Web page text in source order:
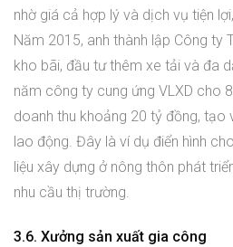
nhờ giá cả hợp lý và dịch vụ tiện
Năm 2015, anh thành lập Công ty
kho bãi, đầu tư thêm xe tải và đa
năm công ty cung ứng VLXD cho
doanh thu khoảng 20 tỷ đồng, tạo
lao động. Đây là ví dụ điển hình
liệu xây dựng ở nông thôn phát
nhu cầu thị trường.
3.6. Xưởng sản xuất gia công